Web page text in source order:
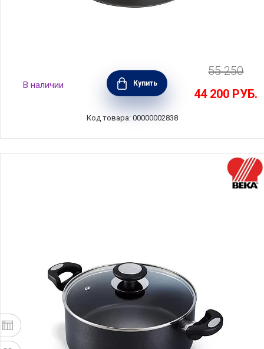
Кокот круглый чугунный 8,4 л, цвет черный,
диаметр 30 см, Staub, Франция, 1103025
В наличии Купить
55 250
44 200 РУБ.
Код товара: 00000002838